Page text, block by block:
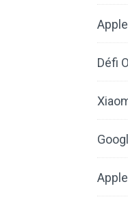
Défi